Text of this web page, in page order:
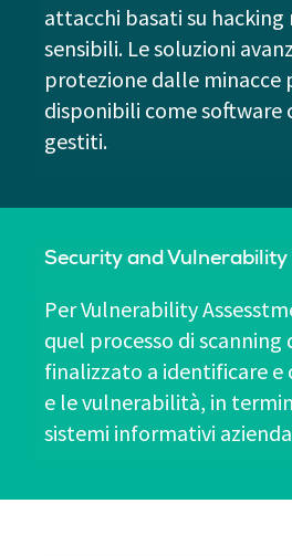
Security and
Per Vulnerability
quel processo di scanning
finalizzato a identificare e
e le vulnerabilità, in
sistemi informativi
attacchi basati su
sensibili. Le soluzioni
protezione dalle minacce
disponibili come software
gestiti.